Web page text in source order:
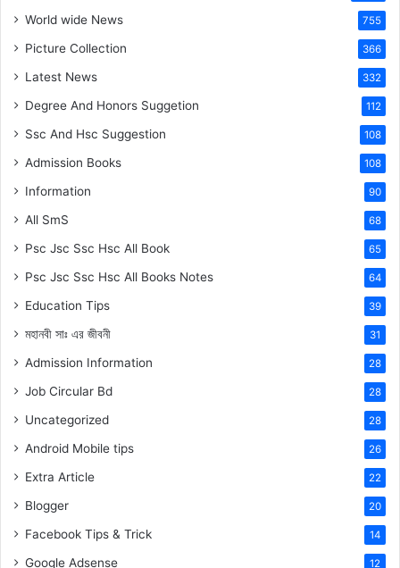
World wide News 755
Picture Collection 366
Latest News 332
Degree And Honors Suggetion 112
Ssc And Hsc Suggestion 108
Admission Books 108
Information 90
All SmS 68
Psc Jsc Ssc Hsc All Book 65
Psc Jsc Ssc Hsc All Books Notes 64
Education Tips 39
মহানবী সাঃ এর জীবনী 31
Admission Information 28
Job Circular Bd 28
Uncategorized 28
Android Mobile tips 26
Extra Article 22
Blogger 20
Facebook Tips & Trick 14
Google Adsense 12